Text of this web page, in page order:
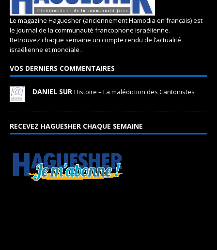
Le magazine Haguesher (anciennement Hamodia en français) est
le journal de la communauté francophone israélienne.
Retrouvez chaque semaine un compte rendu de l’actualité
israélienne et mondiale…
VOS DERNIERS COMMENTAIRES
DANIEL SUR Histoire – La malédiction des Cantonistes
RECEVEZ HAGUESHER CHAQUE SEMAINE